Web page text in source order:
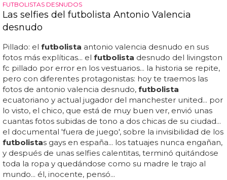
FUTBOLISTAS DESNUDOS
Las selfies del futbolista Antonio Valencia
desnudo
Pillado: el futbolista antonio valencia desnudo en sus
fotos más explíticas... el futbolista desnudo del livingston
fc pillado por error en los vestuarios... la historia se repite,
pero con diferentes protagonistas: hoy te traemos las
fotos de antonio valencia desnudo, futbolista
ecuatoriano y actual jugador del manchester united... por
lo visto, el chico, que está de muy buen ver, envió unas
cuantas fotos subidas de tono a dos chicas de su ciudad...
el documental 'fuera de juego', sobre la invisibilidad de los
futbolistas gays en españa... los tatuajes nunca engañan,
y después de unas selfies calentitas, terminó quitándose
toda la ropa y quedándose como su madre le trajo al
mundo... él, inocente, pensó...